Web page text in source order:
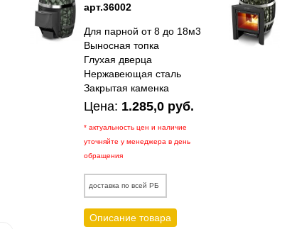
арт.36002
Для парной от 8 до 18м3
Выносная топка
Глухая дверца
Нержавеющая сталь
Закрытая каменка
Цена: 1.285,0 руб.
* актуальность цен и наличие
уточняйте у менеджера в день
обращения
доставка по всей РБ
Описание товара